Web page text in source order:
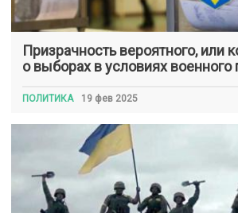
Призрачность вероятного, или
о выборах в условиях
ПОЛИТИКА 19 фев 2025